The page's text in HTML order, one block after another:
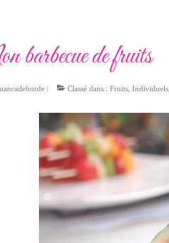
barbecue de fruits
Classé dans : Fruits Individuels